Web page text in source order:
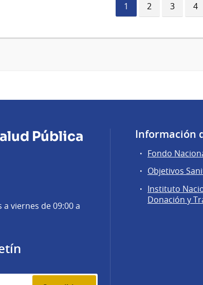
Página
actual
1 Página
2 Página
3 4
Pública
a viernes de 09:00 a
Información
Fondo
Objetivos
Instituto
Donación y